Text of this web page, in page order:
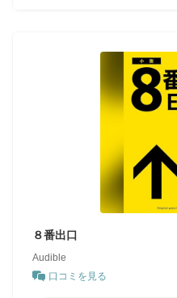
８番出口
Audible
口コミを見る